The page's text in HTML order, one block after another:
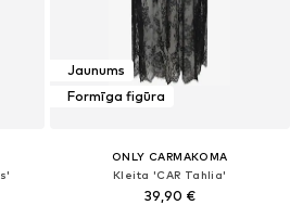
Jaunums
Formīga figūra
ONLY CARMAKOMA
Kleita 'CAR Tahlia'
39,90 €